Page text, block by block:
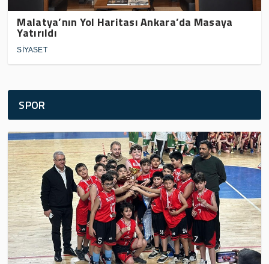
Malatya’nın Yol Haritası Ankara’da Masaya
Yatırıldı
SİYASET
SPOR